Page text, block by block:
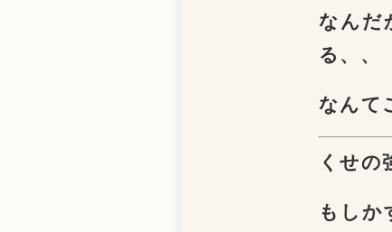
なんだ
る、、
なんて
くせの
もしか